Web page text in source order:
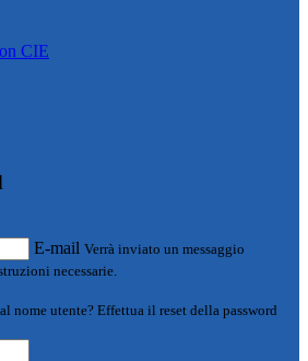
CIE
E-mail Verrà inviato un messaggio
necessarie.
nome utente? Effettua il reset della password